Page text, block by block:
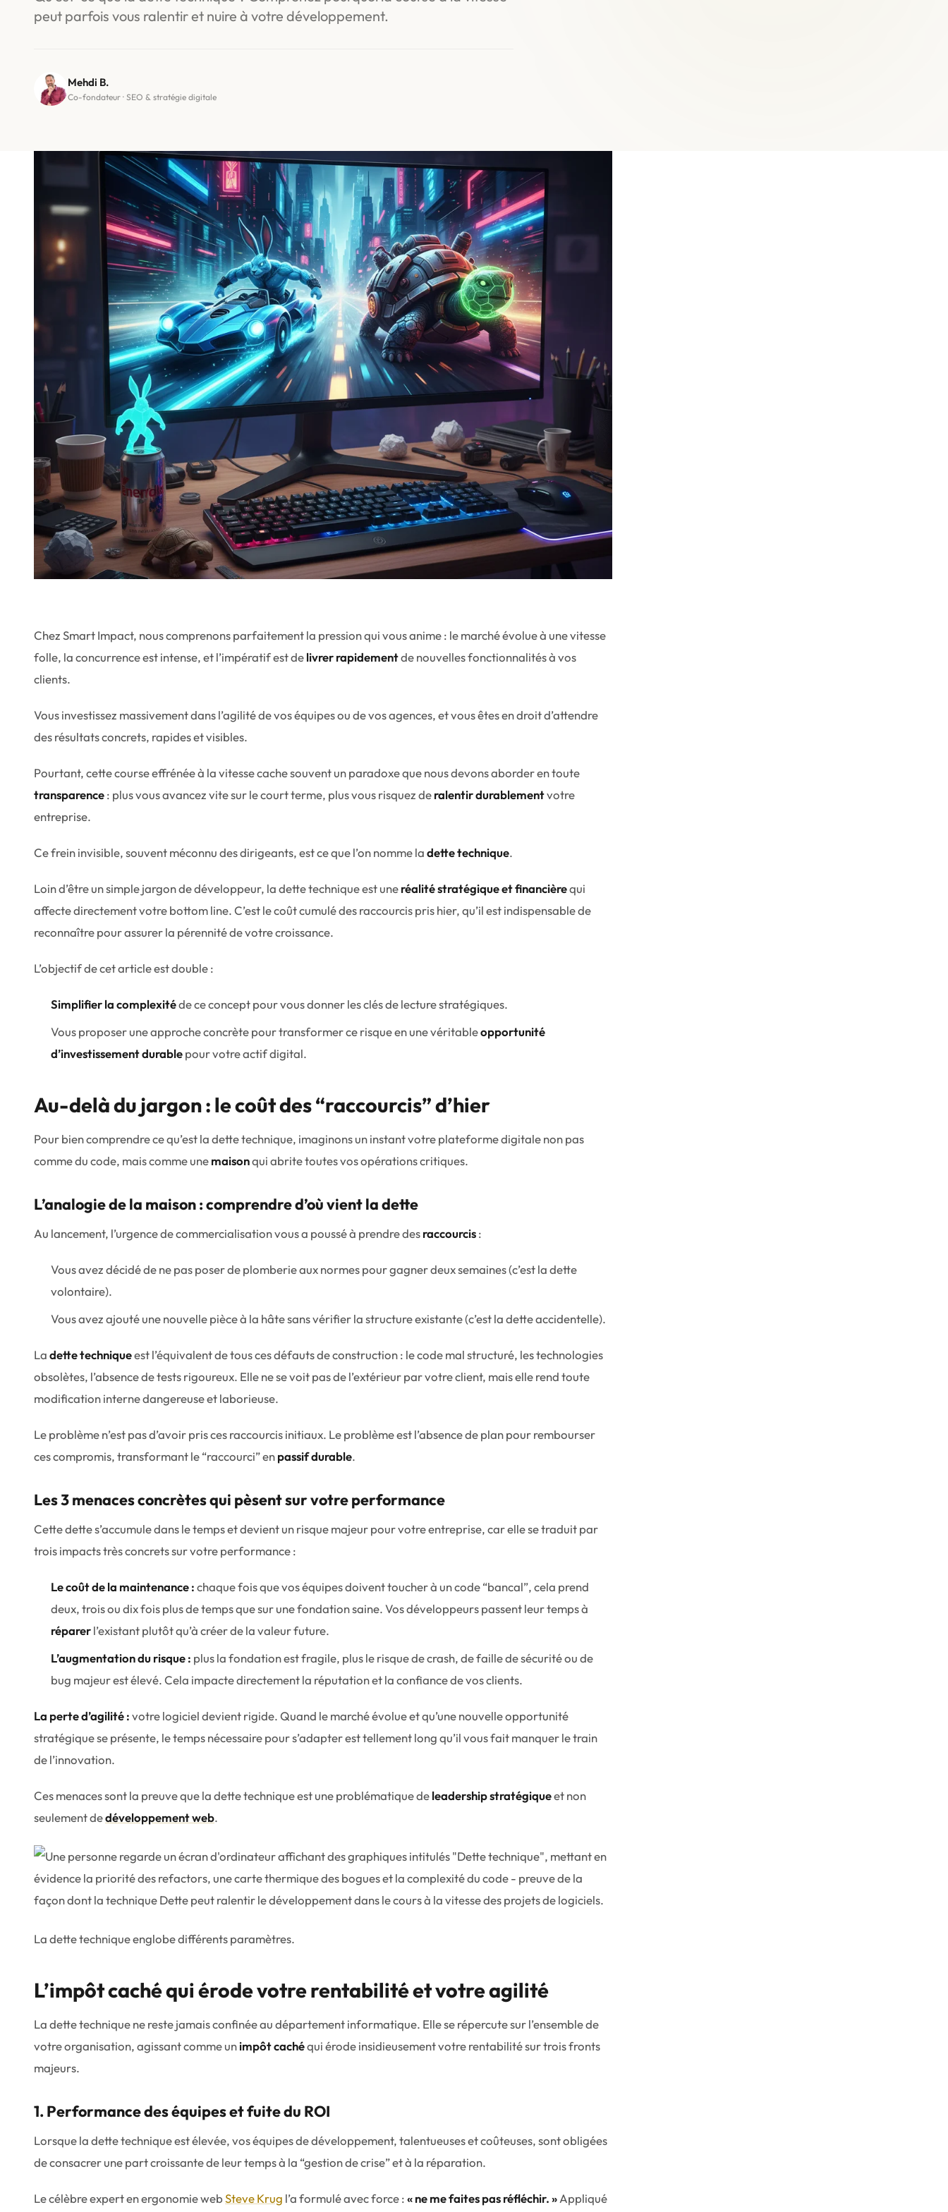
peut parfois vous ralentir et nuire à votre développement.
Mehdi B.
Co-fondateur · SEO & stratégie digitale
Chez Smart Impact, nous comprenons parfaitement la pression qui vous anime : le marché évolue à une vitesse
folle, la concurrence est intense, et l’impératif est delivrer rapidementde nouvelles fonctionnalités à vos
clients.
Vous investissez massivement dans l’agilité de vos équipes ou de vos agences, et vous êtes en droit d’attendre
des résultats concrets, rapides et visibles.
Pourtant, cette course effrénée à la vitesse cache souvent un paradoxe que nous devons aborder en toute
transparence: plus vous avancez vite sur le court terme, plus vous risquez deralentir durablementvotre
entreprise.
Ce frein invisible, souvent méconnu des dirigeants, est ce que l’on nomme ladette technique.
Loin d’être un simple jargon de développeur, la dette technique est uneréalité stratégique et financièrequi
affecte directement votrebottom line. C’est le coût cumulé des raccourcis pris hier, qu’il est indispensable de
reconnaître pour assurer la pérennité de votre croissance.
L’objectif de cet article est double :
Simplifier la complexitéde ce concept pour vous donner les clés de lecture stratégiques.
Vous proposer une approche concrète pour transformer ce risque en une véritableopportunité
d’investissement durablepour votre actif digital.
Au-delà du jargon : le coût des “raccourcis” d’hier
Pour bien comprendre ce qu’est la dette technique, imaginons un instant votre plateforme digitale non pas
comme du code, mais comme unemaisonqui abrite toutes vos opérations critiques.
L’analogie de la maison : comprendre d’où vient la dette
Au lancement, l’urgence de commercialisation vous a poussé à prendre desraccourcis:
Vous avez décidé de ne pas poser de plomberie aux normes pour gagner deux semaines (c’est ladette
volontaire).
Vous avez ajouté une nouvelle pièce à la hâte sans vérifier la structure existante (c’est ladette accidentelle).
Ladette techniqueest l’équivalent de tous ces défauts de construction : le code mal structuré, les technologies
obsolètes, l’absence de tests rigoureux. Elle ne se voit pas de l’extérieur par votre client, mais elle rend toute
modification interne dangereuse et laborieuse.
Le problème n’est pas d’avoir pris ces raccourcis initiaux. Le problème est l’absence de plan pour rembourser
ces compromis, transformant le “raccourci” enpassif durable.
Les 3 menaces concrètes qui pèsent sur votre performance
Cette dette s’accumule dans le temps et devient un risque majeur pour votre entreprise, car elle se traduit par
trois impacts très concrets sur votre performance :
Le coût de la maintenance :chaque fois que vos équipes doivent toucher à un code “bancal”, cela prend
deux, trois ou dix fois plus de temps que sur une fondation saine. Vos développeurs passent leur temps à
réparerl’existant plutôt qu’à créer de la valeur future.
L’augmentation du risque : plus la fondation est fragile, plus le risque de crash, de faille de sécurité ou de
bug majeur est élevé. Cela impacte directement la réputation et la confiance de vos clients.
La perte d’agilité :votre logiciel devient rigide. Quand le marché évolue et qu’une nouvelle opportunité
stratégique se présente, le temps nécessaire pour s’adapter est tellement long qu’il vous fait manquer le train
de l’innovation.
Ces menaces sont la preuve que la dette technique est une problématique deleadership stratégiqueet non
seulement dedéveloppement web.
La dette technique englobe différents paramètres.
L’impôt caché qui érode votre rentabilité et votre agilité
La dette technique ne reste jamais confinée au département informatique. Elle se répercute sur l’ensemble de
votre organisation, agissant comme unimpôt cachéqui érode insidieusement votre rentabilité sur trois fronts
majeurs.
1. Performance des équipes et fuite du ROI
Lorsque la dette technique est élevée, vos équipes de développement, talentueuses et coûteuses, sont obligées
de consacrer une part croissante de leur temps à la “gestion de crise” et à la réparation.
Le célèbre expert en ergonomie webSteve Krug l’a formulé avec force :« ne me faites pas réfléchir. »Appliqué